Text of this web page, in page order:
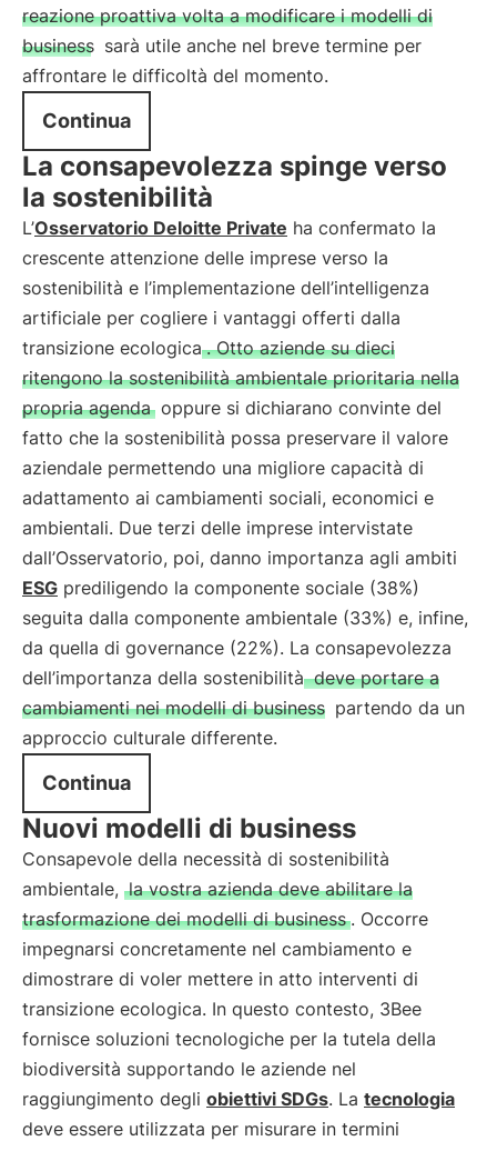
reazione proattiva volta a modificare i modelli di
business sarà utile anche nel breve termine per
affrontare le difficoltà del momento.
Continua
La consapevolezza spinge verso
la sostenibilità
L’Osservatorio Deloitte Private ha confermato la
crescente attenzione delle imprese verso la
sostenibilità e l’implementazione dell’intelligenza
artificiale per cogliere i vantaggi offerti dalla
transizione ecologica . Otto aziende su dieci
ritengono la sostenibilità ambientale prioritaria nella
propria agenda oppure si dichiarano convinte del
fatto che la sostenibilità possa preservare il valore
aziendale permettendo una migliore capacità di
adattamento ai cambiamenti sociali, economici e
ambientali. Due terzi delle imprese intervistate
dall’Osservatorio, poi, danno importanza agli ambiti
ESG prediligendo la componente sociale (38%)
seguita dalla componente ambientale (33%) e, infine,
da quella di governance (22%). La consapevolezza
dell’importanza della sostenibilità deve portare a
cambiamenti nei modelli di business partendo da un
approccio culturale differente.
Continua
Nuovi modelli di business
Consapevole della necessità di sostenibilità
ambientale, la vostra azienda deve abilitare la
trasformazione dei modelli di business . Occorre
impegnarsi concretamente nel cambiamento e
dimostrare di voler mettere in atto interventi di
transizione ecologica. In questo contesto, 3Bee
fornisce soluzioni tecnologiche per la tutela della
biodiversità supportando le aziende nel
raggiungimento degli obiettivi SDGs. La tecnologia
deve essere utilizzata per misurare in termini